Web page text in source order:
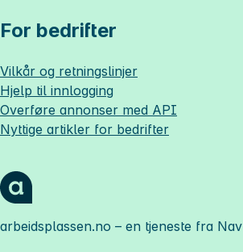
For bedrifter
Vilkår og retningslinjer
Hjelp til innlogging
Overføre annonser med API
Nyttige artikler for bedrifter
arbeidsplassen.no – en tjeneste fra Nav